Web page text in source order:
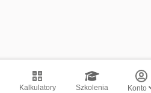
Kalkulatory Szkolenia Konto